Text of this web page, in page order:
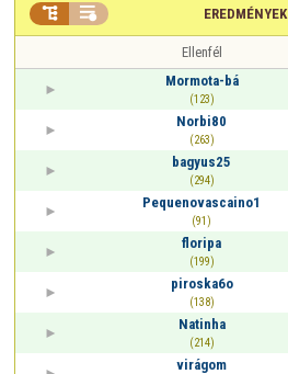
EREDMÉNYEK
 
Ellenfél
Mormota-bá
(123)
Norbi80
(263)
bagyus25
(294)
Pequenovascaino1
(91)
floripa
(199)
piroska6o
(138)
Natinha
(214)
virágom